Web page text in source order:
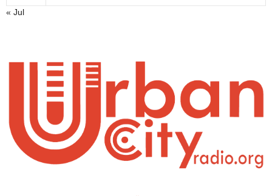
« Jul